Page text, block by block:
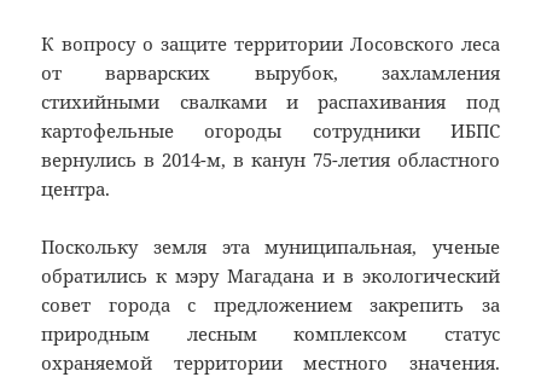
К вопросу о защите территории Лосовского леса
от варварских вырубок, захламления
стихийными свалками и распахивания под
картофельные огороды сотрудники ИБПС
вернулись в 2014-м, в канун 75-летия областного
центра.
Поскольку земля эта муниципальная, ученые
обратились к мэру Магадана и в экологический
совет города с предложением закрепить за
природным лесным комплексом статус
охраняемой территории местного значения.